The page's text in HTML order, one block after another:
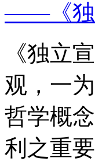
——《独
《独立
观，一
哲学概
利之重